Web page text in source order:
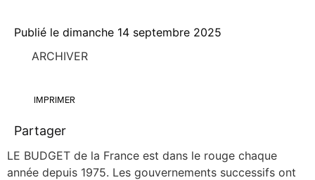
Publié le dimanche 14 septembre 2025
ARCHIVER
IMPRIMER
Partager
LE BUDGET de la France est dans le rouge chaque
année depuis 1975. Les gou­ver­ne­ments suc­ces­sifs ont